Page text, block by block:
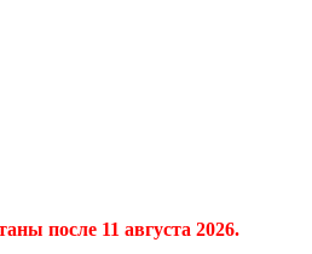
после 11 августа 2026.